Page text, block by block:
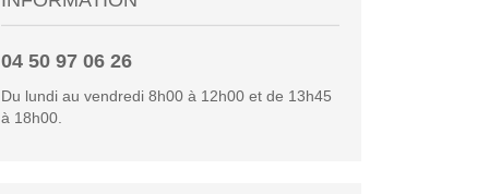
04 50 97 06 26
Du lundi au vendredi 8h00 à 12h00 et de 13h45
à 18h00.